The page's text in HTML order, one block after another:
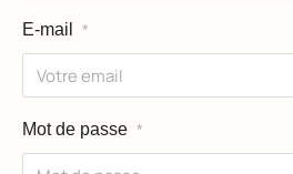
E-mail *
Mot de passe *